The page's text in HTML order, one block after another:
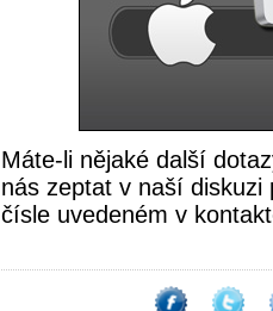
Máte-li nějaké další
nás zeptat v naší
čísle uvedeném v